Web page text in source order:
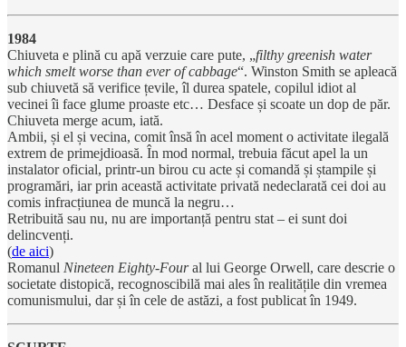
1984
Chiuveta e plină cu apă verzuie care pute, „filthy greenish water
which smelt worse than ever of cabbage“. Winston Smith se apleacă
sub chiuvetă să verifice țevile, îl durea spatele, copilul idiot al
vecinei îi face glume proaste etc… Desface și scoate un dop de păr.
Chiuveta merge acum, iată.
Ambii, și el și vecina, comit însă în acel moment o activitate ilegală
extrem de primejdioasă. În mod normal, trebuia făcut apel la un
instalator oficial, printr-un birou cu acte și comandă și ștampile și
programări, iar prin această activitate privată nedeclarată cei doi au
comis infracțiunea de muncă la negru…
Retribuită sau nu, nu are importanță pentru stat – ei sunt doi
delincvenți.
(de aici)
Romanul Nineteen Eighty-Foural lui George Orwell, care descrie o
societate distopică, recognoscibilă mai ales în realitățile din vremea
comunismului, dar și în cele de astăzi, a fost publicat în 1949.